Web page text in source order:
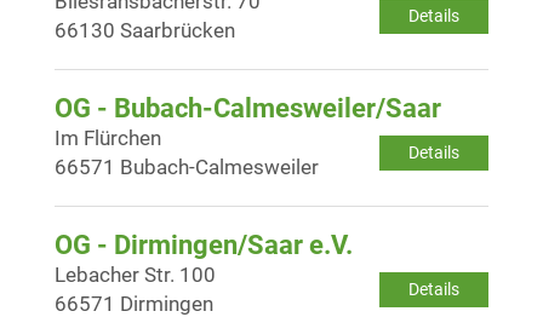
Details
66130 Saarbrücken
OG - Bubach-Calmesweiler/Saar
Details
Im Flürchen
66571 Bubach-Calmesweiler
OG - Dirmingen/Saar e.V.
Details
Lebacher Str. 100
66571 Dirmingen